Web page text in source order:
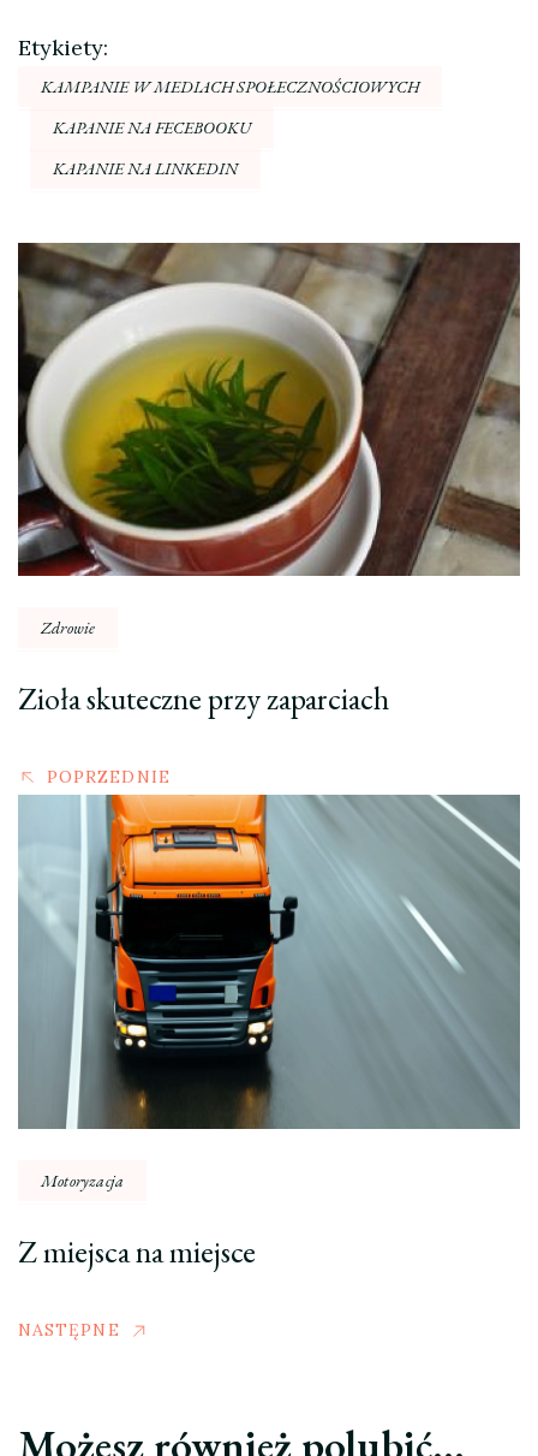
Etykiety:
KAMPANIE W MEDIACH SPOŁECZNOŚCIOWYCH
KAPANIE NA FECEBOOKU
KAPANIE NA LINKEDIN
Nawigacja
wpisu
Zdrowie
Zioła skuteczne przy zaparciach
POPRZEDNIE
Motoryzacja
Z miejsca na miejsce
NASTĘPNE
Możesz również polubić…